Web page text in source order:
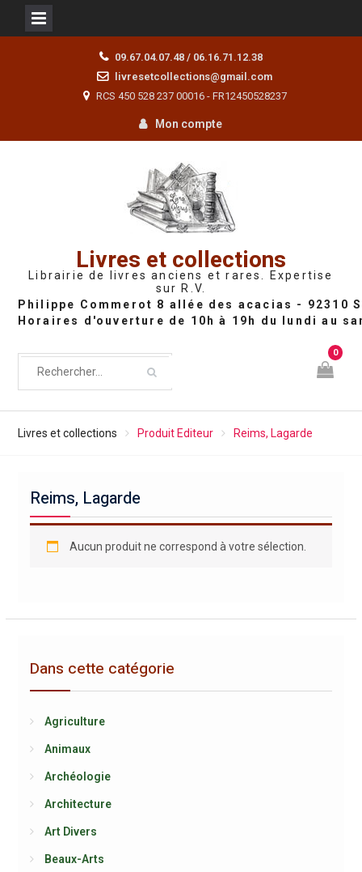
09.67.04.07.48 / 06.16.71.12.38
livresetcollections@gmail.com
RCS 450 528 237 00016 - FR12450528237
Mon compte
Livres et collections
Librairie de livres anciens et rares. Expertise
sur R.V.
0
Livres et collections Produit Editeur Reims, Lagarde
Reims, Lagarde
Aucun produit ne correspond à votre sélection.
Dans cette catégorie
Agriculture
Animaux
Archéologie
Architecture
Art Divers
Beaux-Arts